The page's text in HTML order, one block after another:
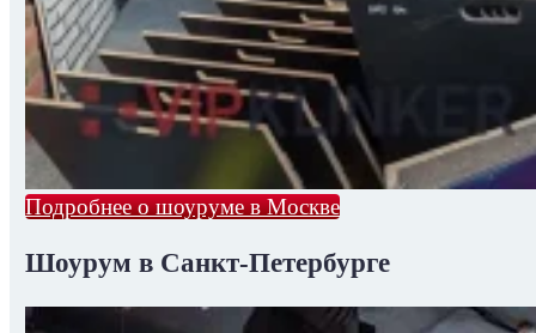
Подробнее о шоуруме в Москве
Шоурум в Санкт-Петербурге